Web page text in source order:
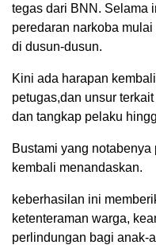
tegas dari BNN. Selama
peredaran narkoba
di dusun-dusun.
Kini ada harapan
petugas,dan unsur
dan tangkap pelaku
Bustami yang
kembali menandaskan.
keberhasilan ini
ketenteraman warga,
perlindungan bagi anak-